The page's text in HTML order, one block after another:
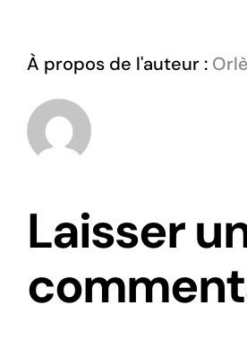
À propos de l'auteur :
Laisser